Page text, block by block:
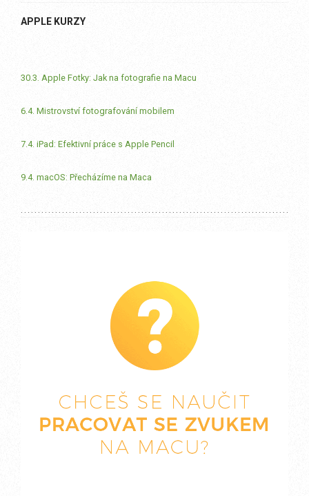
APPLE KURZY
30.3. Apple Fotky: Jak na fotografie na Macu
6.4. Mistrovství fotografování mobilem
7.4. iPad: Efektivní práce s Apple Pencil
9.4. macOS: Přecházíme na Maca